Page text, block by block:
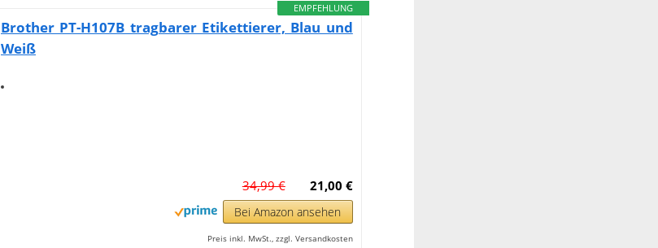
EMPFEHLUNG
Brother PT-H107B tragbarer Etikettierer, Blau und
Weiß
21,00 €
34,99 €
Bei Amazon ansehen
Preis inkl. MwSt., zzgl. Versandkosten